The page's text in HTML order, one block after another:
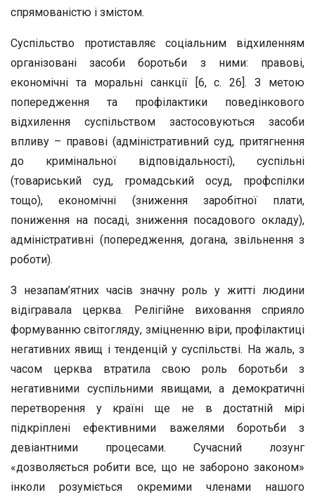
спрямованістю і змістом.
Суспільство протиставляє соціальним відхиленням
організовані засоби боротьби з ними: правові,
економічні та моральні санкції [6, с. 26]. З метою
попередження та профілактики поведінкового
відхилення суспільством застосовуються засоби
впливу – правові (адміністративний суд, притягнення
до кримінальної відповідальності), суспільні
(товариський суд, громадський осуд, профспілки
тощо), економічні (зниження заробітної плати,
пониження на посаді, зниження посадового окладу),
адміністративні (попередження, догана, звільнення з
роботи).
З незапам’ятних часів значну роль у житті людини
відігравала церква. Релігійне виховання сприяло
формуванню світогляду, зміцненню віри, профілактиці
негативних явищ і тенденцій у суспільстві. На жаль, з
часом церква втратила свою роль боротьби з
негативними суспільними явищами, а демократичні
перетворення у країні ще не в достатній мірі
підкріплені ефективними важелями боротьби з
девіантними процесами. Сучасний лозунг
«дозволяється робити все, що не забороно законом»
інколи розуміється окремими членами нашого